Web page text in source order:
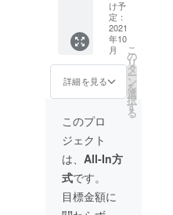
になり
ます。
※掲載内
容は
メール
にて打
合せさ
ます。
位食べ
比べ
セッ
ト」で
す。 当
日はハ
チ北観
光協会
代表理
事 田丸
明人が
接客い
たしま
す。
10セッ
ト限定
け予
定：
2021
年10
月
詳細を見る
こ
の
リ
タ
ー
ン
を
選
択
す
る
このプロ
ジェクト
は、 All-In方
式です。
目標金額に